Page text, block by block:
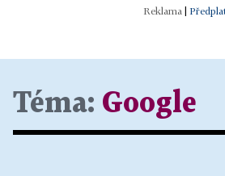
Téma: Google